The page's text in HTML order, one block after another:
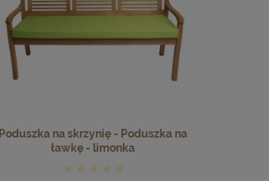
Poduszka na skrzynię - Poduszka na
ławkę - limonka